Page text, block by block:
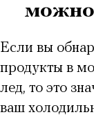
можно
Если вы
продукты в
лед, то это
ваш